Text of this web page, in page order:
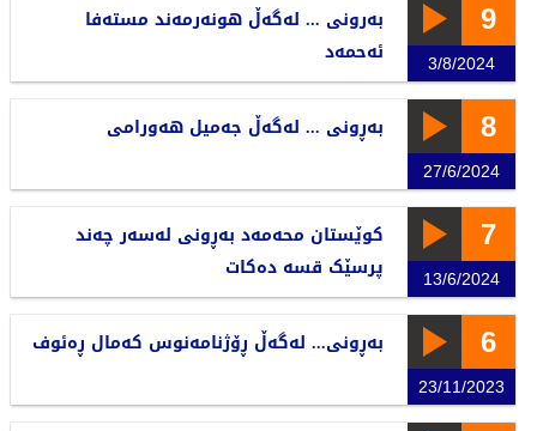
9
3/8/2024
بەرونی ... لەگەڵ هونەرمەند مستەفا
ئەحمەد
8
27/6/2024
بەڕونی ... لەگەڵ جەمیل هەورامی
7
13/6/2024
کوێستان محەمەد بەڕونی لەسەر چەند
پرسێک قسە دەکات
6
23/11/2023
بەڕونی... لەگەڵ ڕۆژنامەنوس کەمال ڕەئوف